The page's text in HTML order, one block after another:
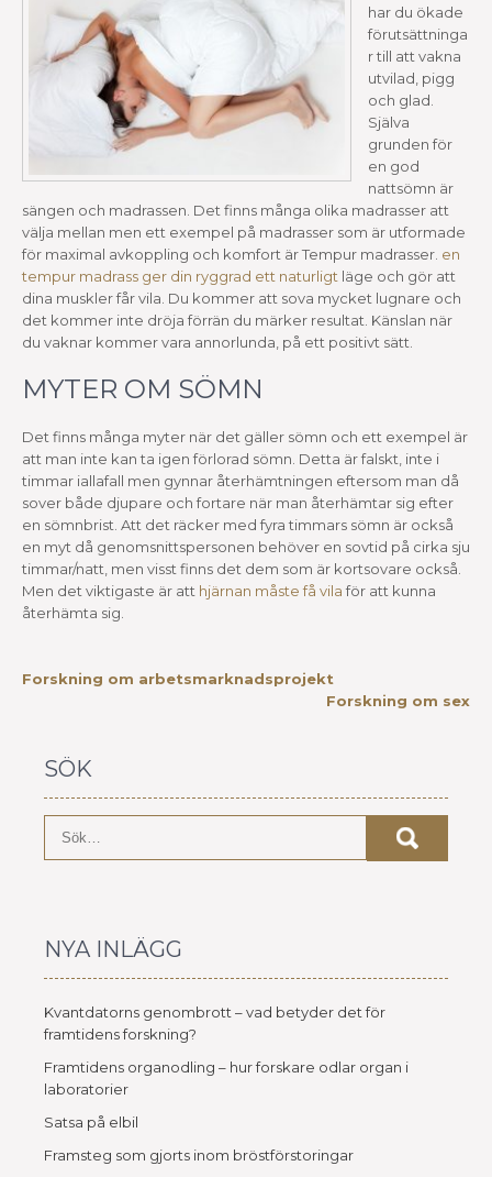
har du ökade
förutsättninga
r till att vakna
utvilad, pigg
och glad.
Själva
grunden för
en god
nattsömn är
sängen och madrassen. Det finns många olika madrasser att
välja mellan men ett exempel på madrasser som är utformade
för maximal avkoppling och komfort är Tempur madrasser. en
tempur madrass ger din ryggrad ett naturligt läge och gör att
dina muskler får vila. Du kommer att sova mycket lugnare och
det kommer inte dröja förrän du märker resultat. Känslan när
du vaknar kommer vara annorlunda, på ett positivt sätt.
MYTER OM SÖMN
Det finns många myter när det gäller sömn och ett exempel är
att man inte kan ta igen förlorad sömn. Detta är falskt, inte i
timmar iallafall men gynnar återhämtningen eftersom man då
sover både djupare och fortare när man återhämtar sig efter
en sömnbrist. Att det räcker med fyra timmars sömn är också
en myt då genomsnittspersonen behöver en sovtid på cirka sju
timmar/natt, men visst finns det dem som är kortsovare också.
Men det viktigaste är att hjärnan måste få vilaför att kunna
återhämta sig.
INLÄGGSNAVIGERING
Forskning om arbetsmarknadsprojekt
Forskning om sex
SÖK
NYA INLÄGG
Kvantdatorns genombrott – vad betyder det för
framtidens forskning?
Framtidens organodling – hur forskare odlar organ i
laboratorier
Satsa på elbil
Framsteg som gjorts inom bröstförstoringar